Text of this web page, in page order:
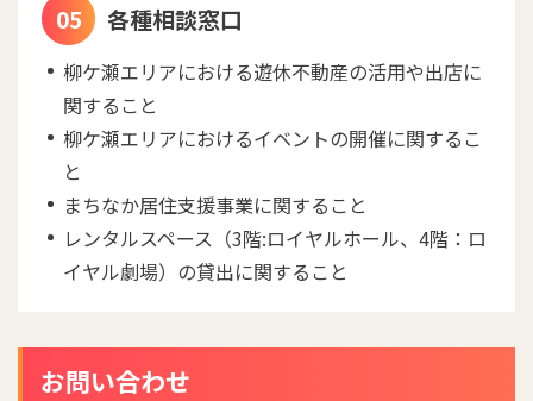
各種相談窓口
柳ケ瀬エリアにおける遊休不動産の活用や出店に
関すること
柳ケ瀬エリアにおけるイベントの開催に関するこ
と
まちなか居住支援事業に関すること
レンタルスペース（3階:ロイヤルホール、4階：ロ
イヤル劇場）の貸出に関すること
お問い合わせ